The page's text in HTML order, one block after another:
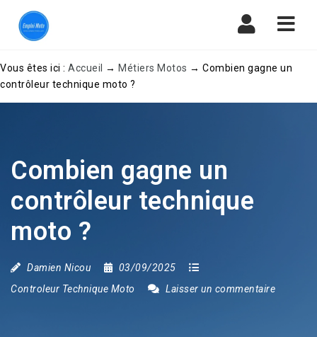
Vous êtes ici : Accueil → Métiers Motos → Combien gagne un
contrôleur technique moto ?
Combien gagne un
contrôleur technique
moto ?
Damien Nicou
03/09/2025
Controleur Technique Moto
Laisser un commentaire